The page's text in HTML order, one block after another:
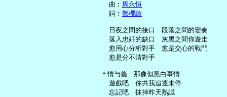
     曲︰
周永恒
     詞︰
鄭櫻綸
     日夜之間的接口　段落之間的變奏
     落入忠奸的缺口　灰黑之間你遊走
     愈用心分析對手　愈是交心的戰鬥
     愈是分不清對手
   ＊情与義　那像似黑白事情
     遊戲吧　你共我追逐未停
     忘記吧　抹掉昨天熱誠